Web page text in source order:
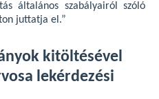
általános szabályairól szóló
juttatja el.”
kitöltésével
lekérdezési